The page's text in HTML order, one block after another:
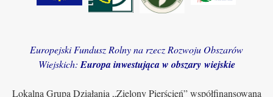
Europejski Fundusz Rolny na rzecz Rozwoju Obszarów
Wiejskich: Europa inwestująca w obszary wiejskie
Lokalna Grupa Działania „Zielony Pierścień” współfinansowana